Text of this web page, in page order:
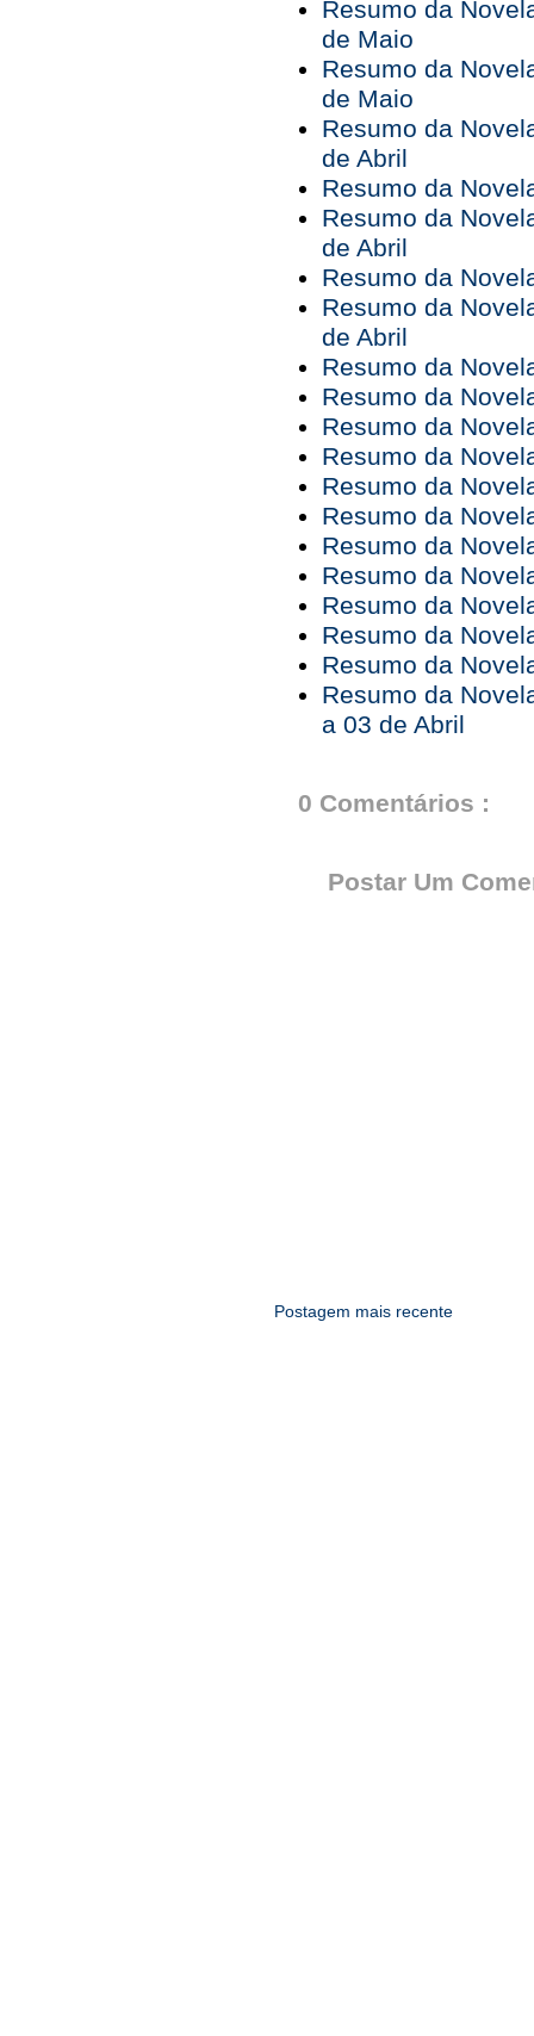
Resumo da
de Maio
Resumo da
de Maio
Resumo da
de Abril
Resumo da
Resumo da
de Abril
Resumo da
Resumo da
de Abril
Resumo da
Resumo da
Resumo da
Resumo da
Resumo da
Resumo da
Resumo da
Resumo da
Resumo da
Resumo da
Resumo da
Resumo da
a 03 de Abril
0 Comentários :
Postar Um
Postagem mais recente